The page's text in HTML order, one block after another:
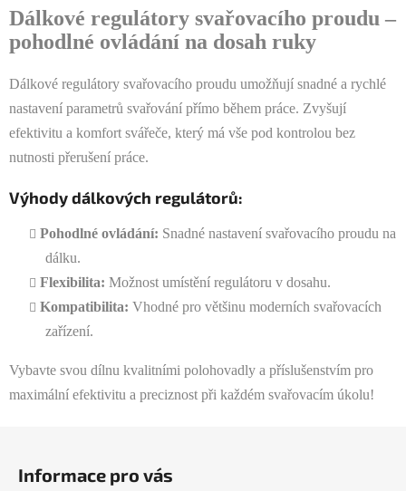
l
á
d
c
í
p
k
y
v
p
i
s
Dálkové regulátory svařovacího proudu –
pohodlné ovládání na dosah ruky
Dálkové regulátory svařovacího proudu umožňují snadné a rychlé
nastavení parametrů svařování přímo během práce. Zvyšují
efektivitu a komfort svářeče, který má vše pod kontrolou bez
nutnosti přerušení práce.
Výhody dálkových regulátorů:
Pohodlné ovládání: Snadné nastavení svařovacího proudu na
dálku.
Flexibilita: Možnost umístění regulátoru v dosahu.
Kompatibilita: Vhodné pro většinu moderních svařovacích
zařízení.
Vybavte svou dílnu kvalitními polohovadly a příslušenstvím pro
maximální efektivitu a preciznost při každém svařovacím úkolu!
Informace pro vás